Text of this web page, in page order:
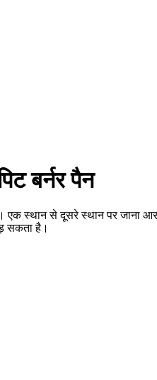
बर्नर पैन
स्थान से दूसरे स्थान पर जाना
सकता है।